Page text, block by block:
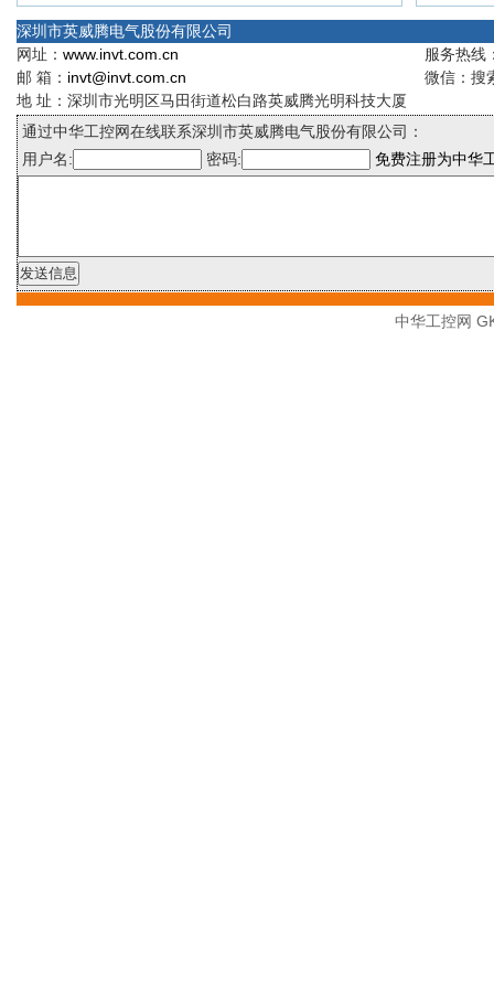
深圳市英威腾电气股份有限公司
网址： www.invt.com.cn
服务热线
邮 箱： invt@invt.com.cn
微信：搜
地 址：深圳市光明区马田街道松白路英威腾光明科技大厦
通过中华工控网在线联系深圳市英威腾电气股份有限公司：
用户名:
密码: 免费注册为中华
中华工控网